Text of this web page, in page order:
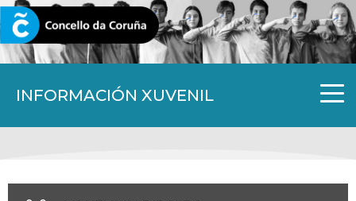
INFORMACIÓN XUVENIL
CORUNA.GAL